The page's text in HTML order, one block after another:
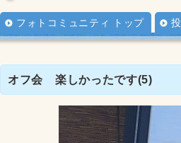
フォトコミュニティ トップ
オフ会 楽しかったです(5)